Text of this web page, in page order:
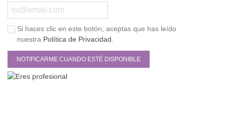
Si haces clic en este botón, aceptas que has leído
nuestra Política de Privacidad
NOTIFICARME CUANDO ESTÉ DISPONIBLE